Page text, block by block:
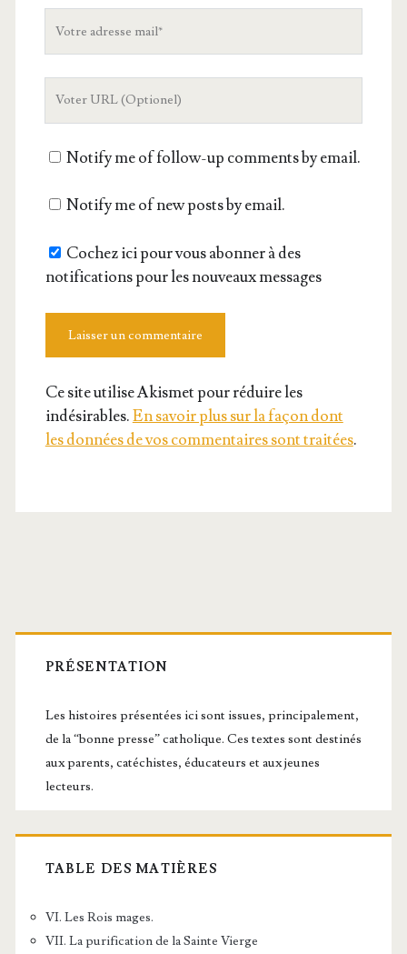
siteNotify me of follow-up comments by email.
Notify me of new posts by email.
Cochez ici pour vous abonner à des
notifications pour les nouveaux messages
Ce site utilise Akismet pour réduire les
indésirables.En savoir plus sur la façon dont
les données de vos commentaires sont traitées.
Barre
latérale
principale
PRÉSENTATION
Les histoires présentées ici sont issues, principalement,
de la “bonne presse” catholique. Ces textes sont destinés
aux parents, catéchistes, éducateurs et aux jeunes
lecteurs.
TABLE DES MATIÈRES
VI. Les Rois mages.
VII. La purification de la Sainte Vierge